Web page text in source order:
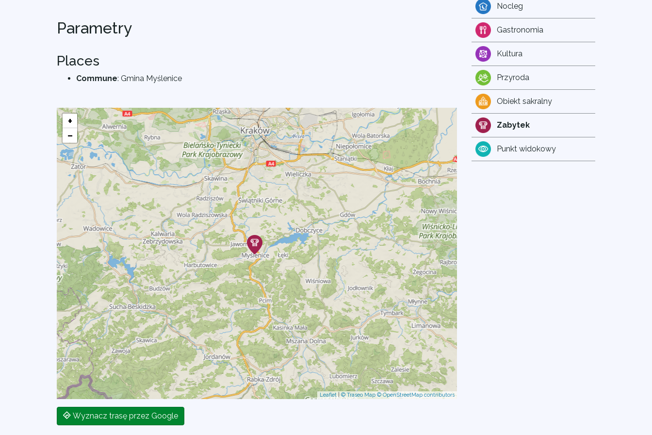
Parametry
Places
Commune: Gmina Myślenice
+
−
Leaflet | © Traseo Map © OpenStreetMap contributors
Wyznacz trasę przez Google
Nocleg
Gastronomia
Kultura
Przyroda
Obiekt sakralny
Zabytek
Punkt widokowy